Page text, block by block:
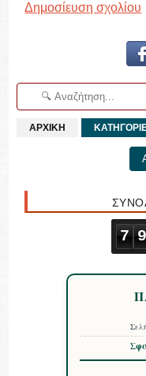
Δημοσίευση σχολίου
ΑΡΧΙΚΗ
7 9